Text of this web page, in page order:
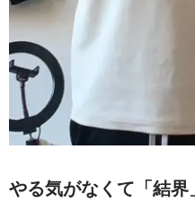
やる気がなくて「結界